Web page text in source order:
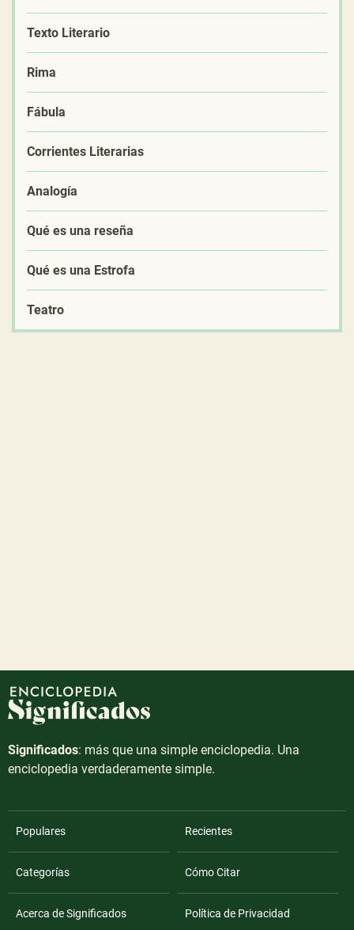
Texto Literario
Rima
Fábula
Corrientes Literarias
Analogía
Qué es una reseña
Qué es una Estrofa
Teatro
Significados: más que una simple enciclopedia. Una
enciclopedia verdaderamente simple.
Populares Recientes
Categorías Cómo Citar
Acerca de Significados Política de Privacidad